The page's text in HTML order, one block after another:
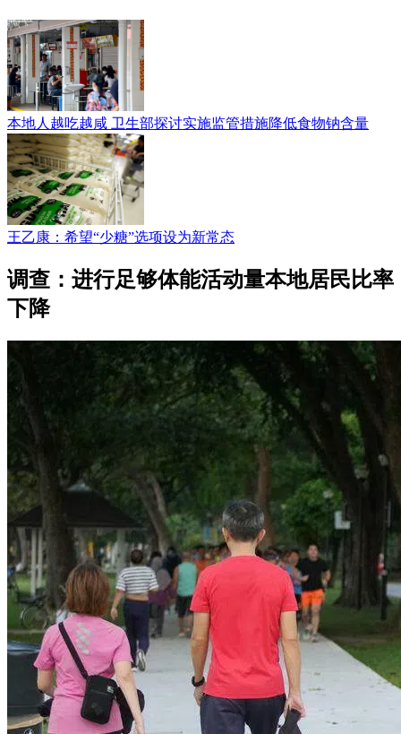
本地人越吃越咸 卫生部探讨实施监管措施降低食物钠含量
王乙康：希望“少糖”选项设为新常态
调查：进行足够体能活动量本地居民比率
下降